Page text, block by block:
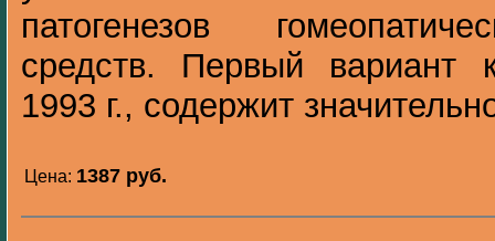
патогенезов
средств. Первый вариант
1993 г., содержит
Цена: 1387 pуб.